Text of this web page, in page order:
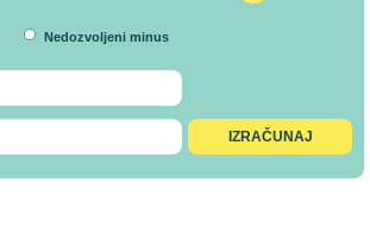
Nedozvoljeni minus